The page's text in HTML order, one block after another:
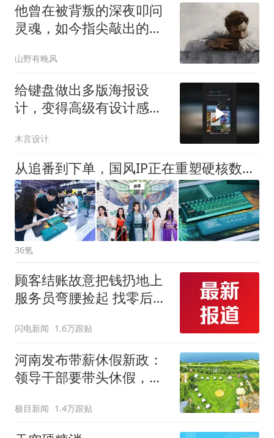
他曾在被背叛的深夜叩问
灵魂，如今指尖敲出的每
山野有晚风
给键盘做出多版海报设
计，变得高级有设计感，
享！
木言设计
从追番到下单，国风IP正在重塑硬核数码消费
36氪
顾客结账故意把钱扔地上
服务员弯腰捡起 找零后照
员是我儿子 他没做错 奖
励100元
闪电新闻 1.6万跟贴
河南发布带薪休假新政：
领导干部要带头休假，推
足；鼓励3-7天弹性长假，
构建“周五半天+周末+年
极目新闻 1.4万跟贴